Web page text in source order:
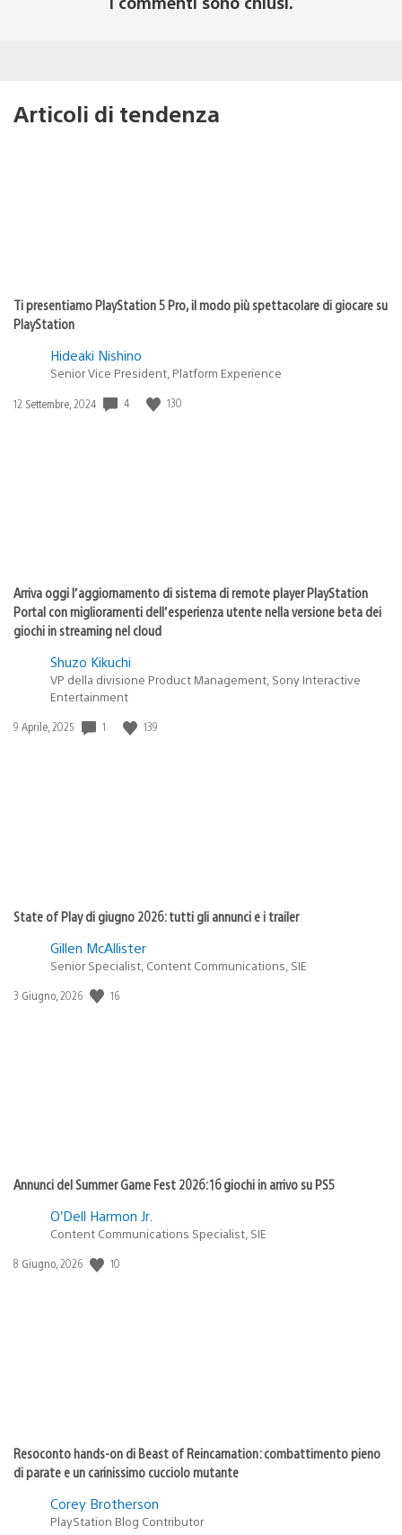
Articoli di tendenza
Ti presentiamo PlayStation 5 Pro, il modo più spettacolare di giocare su
PlayStation
Hideaki Nishino
Senior Vice President, Platform Experience
Data
12 Settembre, 2024 4 130
Arriva oggi l’aggiornamento di sistema di remote player PlayStation
Portal con miglioramenti dell’esperienza utente nella versione beta dei
giochi in streaming nel cloud
Shuzo Kikuchi
VP della divisione Product Management, Sony Interactive
Entertainment
Data
9 Aprile, 2025 1 139
State of Play di giugno 2026: tutti gli annunci e i trailer
Gillen McAllister
Senior Specialist, Content Communications, SIE
Data
3 Giugno, 2026 16
Annunci del Summer Game Fest 2026: 16 giochi in arrivo su PS5
O’Dell Harmon Jr.
Content Communications Specialist, SIE
Data
8 Giugno, 2026 10
Resoconto hands-on di Beast of Reincarnation: combattimento pieno
di parate e un carinissimo cucciolo mutante
Corey Brotherson
PlayStation Blog Contributor